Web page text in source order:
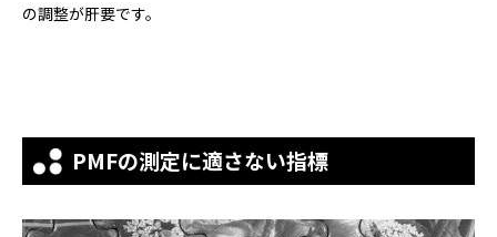
の調整が肝要です。
PMFの測定に適さない指標